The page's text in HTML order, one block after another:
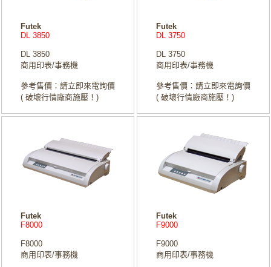
Futek
DL 3850
DL 3850
商用印表/事務機
參考售價：請立即來電詢價
( 破壞行情廠商施壓！)
Futek
DL 3750
DL 3750
商用印表/事務機
參考售價：請立即來電詢價
( 破壞行情廠商施壓！)
Futek
F8000
F8000
商用印表/事務機
Futek
F9000
F9000
商用印表/事務機